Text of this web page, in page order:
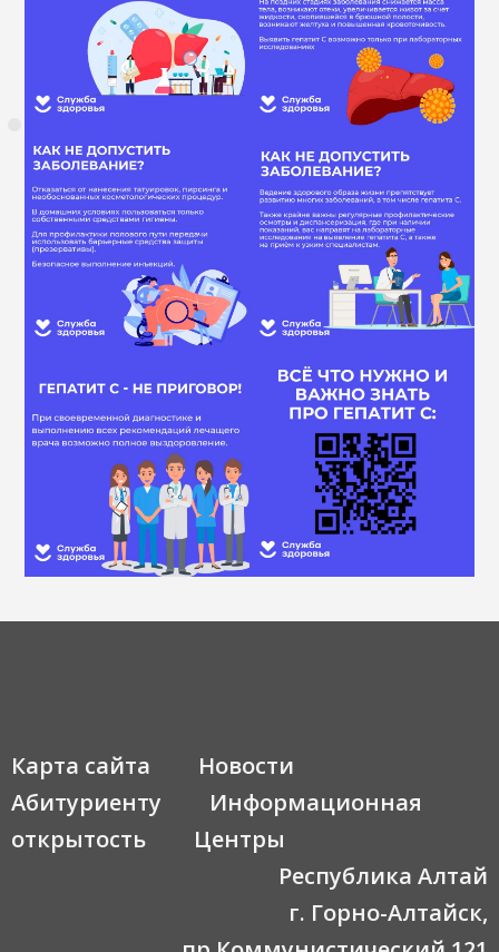
Карта сайта
Новости
Абитуриенту
Информационная
открытость
Центры
Республика Алтай
г. Горно-Алтайск,